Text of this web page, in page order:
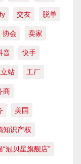
交友 脱单
协会 卖家
音 快手
站 工厂
商
美国
知识产权
“冠贝星旗舰店”